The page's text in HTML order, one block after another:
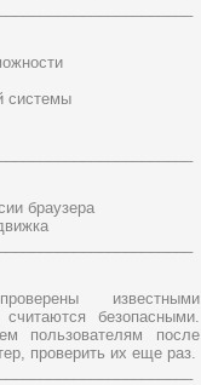
системы
браузера
известными
безопасными.
пользователям после
проверить их еще раз.